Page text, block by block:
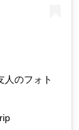
人のフォト